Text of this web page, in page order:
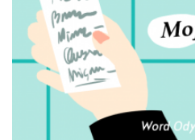
ค้นหา
SHARE TWEET